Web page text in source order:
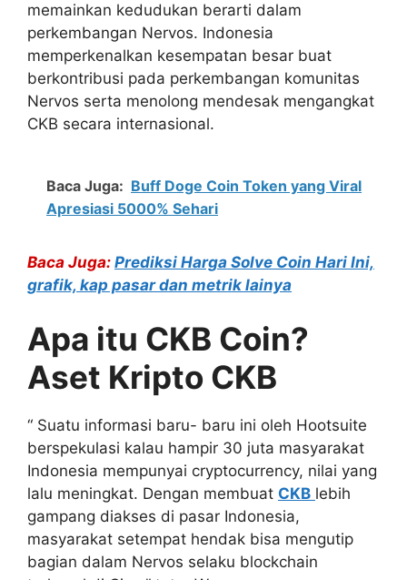
memainkan kedudukan berarti dalam
perkembangan Nervos. Indonesia
memperkenalkan kesempatan besar buat
berkontribusi pada perkembangan komunitas
Nervos serta menolong mendesak mengangkat
CKB secara internasional.
Baca Juga: Buff Doge Coin Token yang Viral
Apresiasi 5000% Sehari
Baca Juga: Prediksi Harga Solve Coin Hari Ini,
grafik, kap pasar dan metrik lainya
Apa itu CKB Coin?
Aset Kripto CKB
“ Suatu informasi baru- baru ini oleh Hootsuite
berspekulasi kalau hampir 30 juta masyarakat
Indonesia mempunyai cryptocurrency, nilai yang
lalu meningkat. Dengan membuat CKB lebih
gampang diakses di pasar Indonesia,
masyarakat setempat hendak bisa mengutip
bagian dalam Nervos selaku blockchain